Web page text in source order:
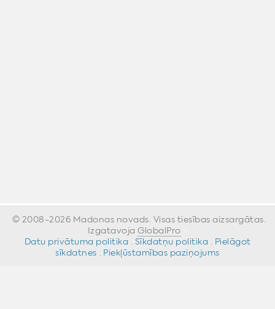
© 2008-2026 Madonas novads. Visas tiesības aizsargātas.
Izgatavoja GlobalPro
Datu privātuma politika · Sīkdatņu politika · Pielāgot
sīkdatnes · Piekļūstamības paziņojums